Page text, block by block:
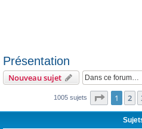
Présentation
Nouveau sujet
1005 sujets Page 1
1 2